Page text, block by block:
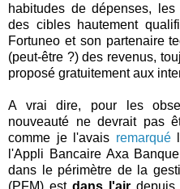
habitudes de dépenses,
des cibles hautement
Fortuneo et son partenaire
(peut-être ?) des revenus,
proposé gratuitement aux
A vrai dire, pour les
nouveauté ne devrait pas
comme je l'avais remarqué
l'Appli Bancaire Axa
dans le périmètre de la
(PFM) estdans l'air depuis